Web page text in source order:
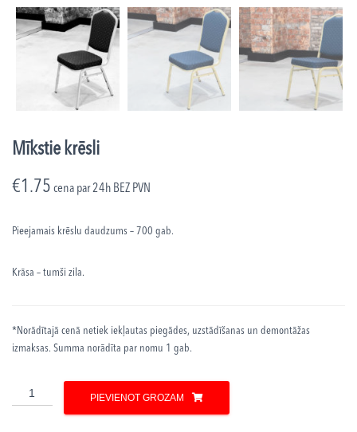
Mīkstie krēsli
€1.75 cena par 24h BEZ PVN
Pieejamais krēslu daudzums – 700 gab.
Krāsa – tumši zila.
*Norādītajā cenā netiek iekļautas piegādes, uzstādīšanas un demontāžas
izmaksas. Summa norādīta par nomu 1 gab.
Mīkstie
krēsli
PIEVIENOT GROZAM